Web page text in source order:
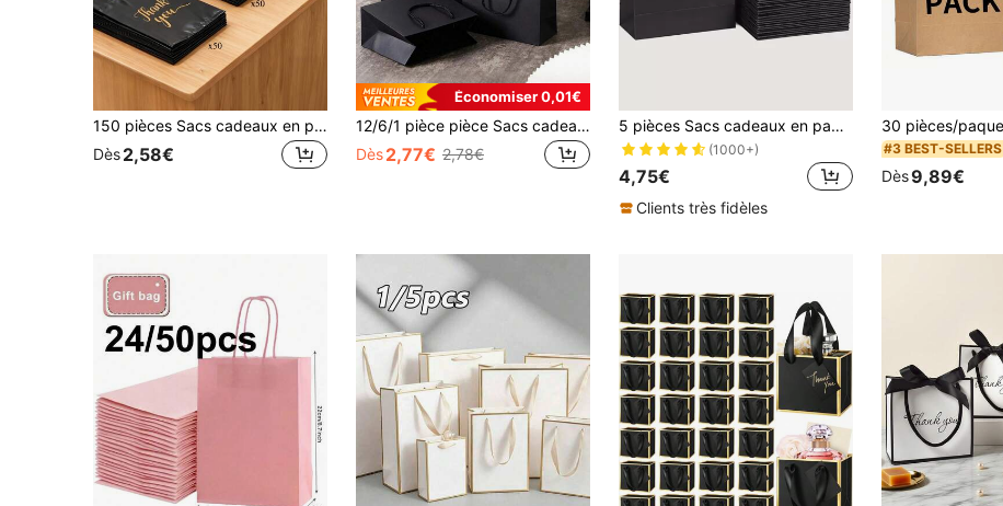
150 pièces Sacs cadeaux en plastique noir avec motif "Thank You" - Durables, à la mode, réutilisables, 3 tailles (petit, moyen, grand), conviennent pour l'emballage de détail ou de boutique de cadeaux, sacs cadeaux, emballage de cadeaux, emballage de mode, solides et durables
Dès2,58€
Économiser 0,01€
12/6/1 pièce pièce Sacs cadeaux noirs, sacs de courses pour les fêtes, sacs à bonbons de mariage, petits sacs cadeaux, convenant pour les anniversaires, les remises de diplômes, les mariages, les baby showers et les fêtes de fin d'année, sacs cadeaux en papier, disponibles en 3 tailles : grand, moyen, petit
Dès2,77€ 2,78€
5 pièces Sacs cadeaux en papier kraft paysage, sacs d'emballage cadeaux, sacs de transport, sacs de course, Noël
(1000+)
4,75€
Clients très fidèles
#3 BEST-SELLERS
Dès9,89€